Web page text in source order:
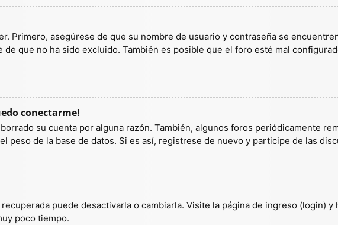
Primero, asegúrese de que su nombre de usuario y contraseña se
que no ha sido excluido. También es posible que el foro esté mal
conectarme!
su cuenta por alguna razón. También, algunos foros periódicamente
peso de la base de datos. Si es así, registrese de nuevo y participe de las
puede desactivarla o cambiarla. Visite la página de ingreso (login) y
poco tiempo.